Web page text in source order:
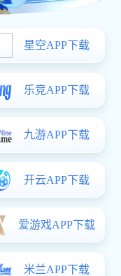
手BS-A05
手BS-A05